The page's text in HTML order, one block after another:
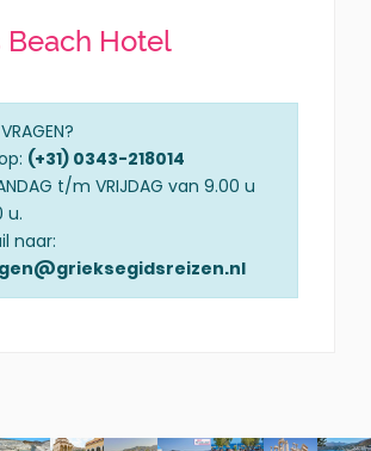
Beach Hotel
(+31) 0343-218014
t/m VRIJDAG van 9.00 u
u.
naar: